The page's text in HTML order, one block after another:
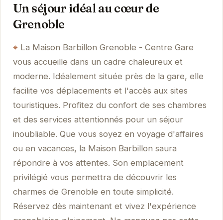
Un séjour idéal au cœur de
Grenoble
La Maison Barbillon Grenoble - Centre Gare
vous accueille dans un cadre chaleureux et
moderne. Idéalement située près de la gare, elle
facilite vos déplacements et l'accès aux sites
touristiques. Profitez du confort de ses chambres
et des services attentionnés pour un séjour
inoubliable. Que vous soyez en voyage d'affaires
ou en vacances, la Maison Barbillon saura
répondre à vos attentes. Son emplacement
privilégié vous permettra de découvrir les
charmes de Grenoble en toute simplicité.
Réservez dès maintenant et vivez l'expérience